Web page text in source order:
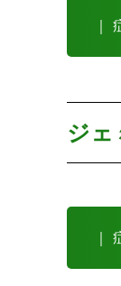
｜
ジェ
｜